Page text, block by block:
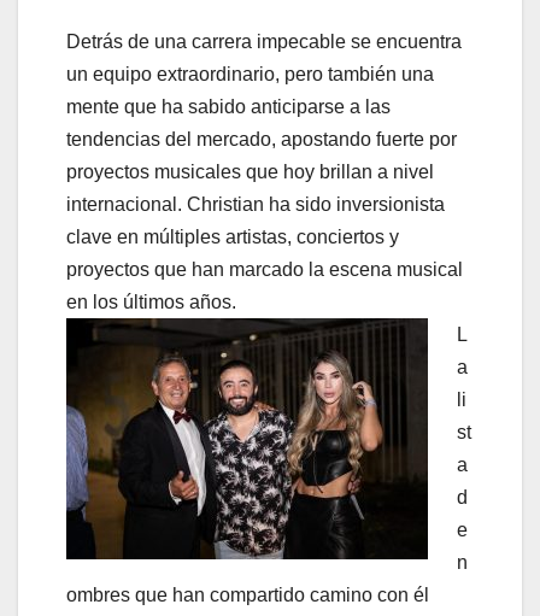
Detrás de una carrera impecable se encuentra
un equipo extraordinario, pero también una
mente que ha sabido anticiparse a las
tendencias del mercado, apostando fuerte por
proyectos musicales que hoy brillan a nivel
internacional. Christian ha sido inversionista
clave en múltiples artistas, conciertos y
proyectos que han marcado la escena musical
en los últimos años.
L
a
li
st
a
d
e
n
ombres que han compartido camino con él